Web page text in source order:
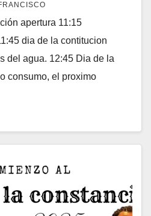
apertura 11:15
dia de la contitucion
del agua. 12:45 Dia de la
consumo, el proximo